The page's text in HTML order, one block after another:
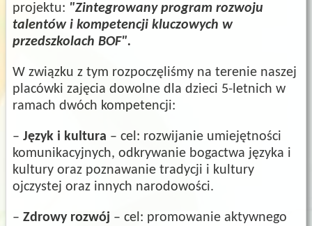
projektu: "Zintegrowany program rozwoju
talentów i kompetencji kluczowych w
przedszkolach BOF".
​​​W związku z tym rozpoczęliśmy na terenie naszej
placówki zajęcia dowolne dla dzieci 5-letnich w
ramach dwóch kompetencji:
– Język i kultura – cel: rozwijanie umiejętności
komunikacyjnych, odkrywanie bogactwa języka i
kultury oraz poznawanie tradycji i kultury
ojczystej oraz innych narodowości.
– Zdrowy rozwój – cel: promowanie aktywnego